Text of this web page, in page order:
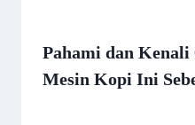
Pahami dan Kenali
Mesin Kopi Ini